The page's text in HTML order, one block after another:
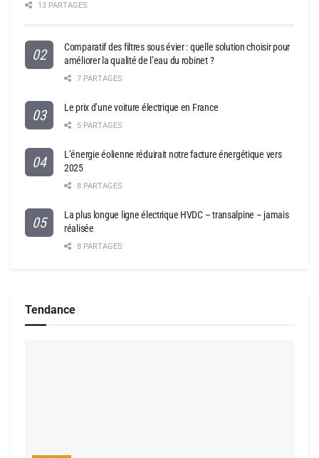
13 PARTAGES
Comparatif des filtres sous évier : quelle solution choisir pour
améliorer la qualité de l’eau du robinet ?
7 PARTAGES
Le prix d’une voiture électrique en France
5 PARTAGES
L’énergie éolienne réduirait notre facture énergétique vers
2025
8 PARTAGES
La plus longue ligne électrique HVDC – transalpine – jamais
réalisée
8 PARTAGES
Tendance